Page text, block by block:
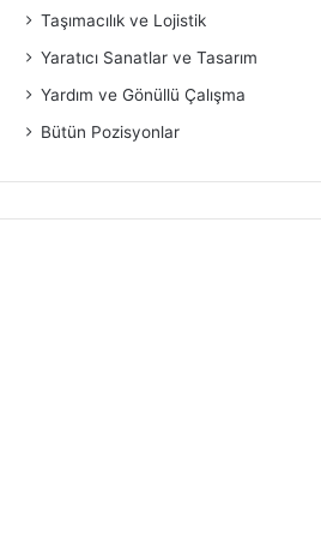
Taşımacılık ve Lojistik
Yaratıcı Sanatlar ve Tasarım
Yardım ve Gönüllü Çalışma
Bütün Pozisyonlar